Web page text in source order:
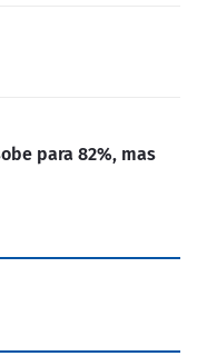
para 82%, mas